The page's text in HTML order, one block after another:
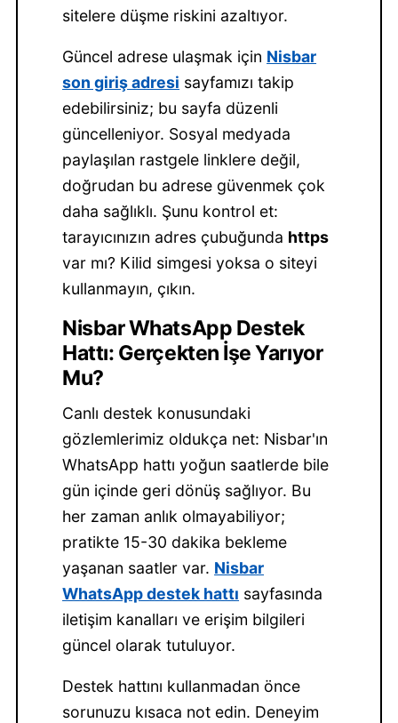
sitelere düşme riskini azaltıyor.
Güncel adrese ulaşmak için Nisbar
son giriş adresi sayfamızı takip
edebilirsiniz; bu sayfa düzenli
güncelleniyor. Sosyal medyada
paylaşılan rastgele linklere değil,
doğrudan bu adrese güvenmek çok
daha sağlıklı. Şunu kontrol et:
tarayıcınızın adres çubuğunda https
var mı? Kilid simgesi yoksa o siteyi
kullanmayın, çıkın.
Nisbar WhatsApp Destek
Hattı: Gerçekten İşe Yarıyor
Mu?
Canlı destek konusundaki
gözlemlerimiz oldukça net: Nisbar'ın
WhatsApp hattı yoğun saatlerde bile
gün içinde geri dönüş sağlıyor. Bu
her zaman anlık olmayabiliyor;
pratikte 15-30 dakika bekleme
yaşanan saatler var. Nisbar
WhatsApp destek hattı sayfasında
iletişim kanalları ve erişim bilgileri
güncel olarak tutuluyor.
Destek hattını kullanmadan önce
sorunuzu kısaca not edin. Deneyim